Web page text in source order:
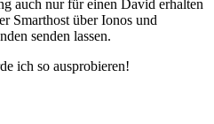
auch nur für einen David erhalten
Smarthost über Ionos und
senden lassen.
ich so ausprobieren!